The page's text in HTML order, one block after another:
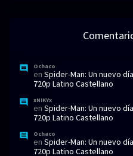
Ochaco
en Spider-Man: Un nuevo día
720p Latino Castellano
xNIKYx
en Spider-Man: Un nuevo día
720p Latino Castellano
Ochaco
en Spider-Man: Un nuevo día
720p Latino Castellano